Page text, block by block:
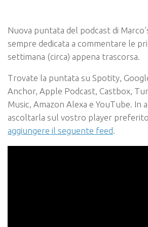
Nuova puntata del podcast di
sempre dedicata a commentare le
settimana (circa) appena trascorsa.
Trovate la puntata su Spotity,
Anchor, Apple Podcast, Castbox,
Music, Amazon Alexa e YouTube. In
ascoltarla sul vostro player
aggiungere il seguente feed.